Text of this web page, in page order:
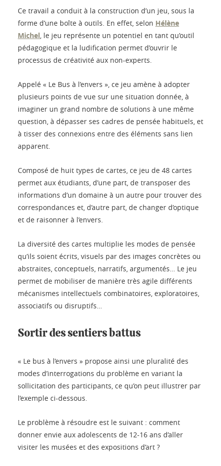
Ce travail a conduit à la construction d’un jeu, sous la
forme d’une boîte à outils. En effet, selon Hélène
Michel, le jeu représente un potentiel en tant qu’outil
pédagogique et la ludification permet d’ouvrir le
processus de créativité aux non-experts.
Appelé « Le Bus à l’envers », ce jeu amène à adopter
plusieurs points de vue sur une situation donnée, à
imaginer un grand nombre de solutions à une même
question, à dépasser ses cadres de pensée habituels, et
à tisser des connexions entre des éléments sans lien
apparent.
Composé de huit types de cartes, ce jeu de 48 cartes
permet aux étudiants, d’une part, de transposer des
informations d’un domaine à un autre pour trouver des
correspondances et, d’autre part, de changer d’optique
et de raisonner à l’envers.
La diversité des cartes multiplie les modes de pensée
qu’ils soient écrits, visuels par des images concrètes ou
abstraites, conceptuels, narratifs, argumentés… Le jeu
permet de mobiliser de manière très agile différents
mécanismes intellectuels combinatoires, exploratoires,
associatifs ou disruptifs…
Sortir des sentiers battus
« Le bus à l’envers » propose ainsi une pluralité des
modes d’interrogations du problème en variant la
sollicitation des participants, ce qu’on peut illustrer par
l’exemple ci-dessous.
Le problème à résoudre est le suivant : comment
donner envie aux adolescents de 12-16 ans d’aller
visiter les musées et des expositions d’art ?